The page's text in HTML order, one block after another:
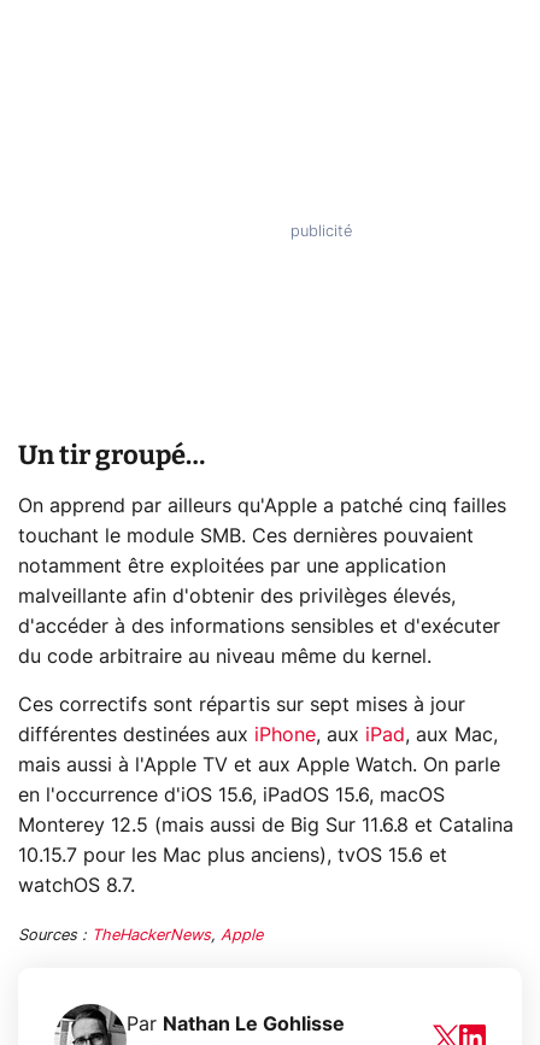
Un tir groupé…
On apprend par ailleurs qu'Apple a patché cinq failles
touchant le module SMB. Ces dernières pouvaient
notamment être exploitées par une application
malveillante afin d'obtenir des privilèges élevés,
d'accéder à des informations sensibles et d'exécuter
du code arbitraire au niveau même du kernel.
Ces correctifs sont répartis sur sept mises à jour
différentes destinées aux iPhone, aux iPad, aux Mac,
mais aussi à l'Apple TV et aux Apple Watch. On parle
en l'occurrence d'iOS 15.6, iPadOS 15.6, macOS
Monterey 12.5 (mais aussi de Big Sur 11.6.8 et Catalina
10.15.7 pour les Mac plus anciens), tvOS 15.6 et
watchOS 8.7.
Sources : TheHackerNews, Apple
Par Nathan Le Gohlisse